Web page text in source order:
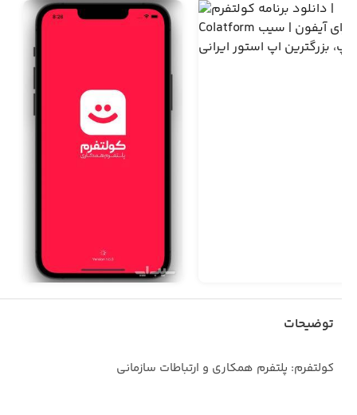
توضیحات
کولتفرم: پلتفرم همکاری و ارتباطات سازمانی